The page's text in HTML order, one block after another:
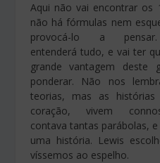
Aqui não vai encontrar os
não há fórmulas nem
provocá-lo a
entenderá tudo, e vai ter
grande vantagem
ponderar. Não nos
teorias, mas as
coração, vivem
contava tantas parábolas,
uma história. Lewis
víssemos ao espelho.